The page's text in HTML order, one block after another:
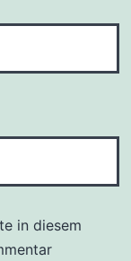
in diesem